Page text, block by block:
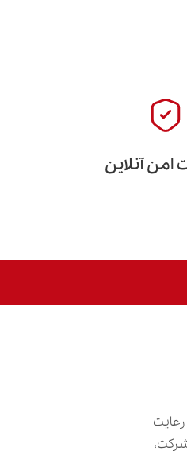
امن آنلاین